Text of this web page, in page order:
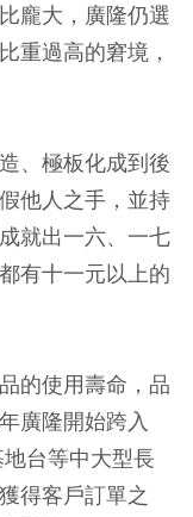
龐大，廣隆仍選
重過高的窘境，
、極板化成到後
他人之手，並持
就出一六、一七
有十一元以上的
的使用壽命，品
廣隆開始跨入
台等中大型長
得客戶訂單之